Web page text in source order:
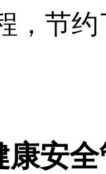
，节
安